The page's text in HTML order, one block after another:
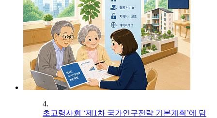
4.
초고령사회 ‘제1차 국가인구전략 기본계획’에 담